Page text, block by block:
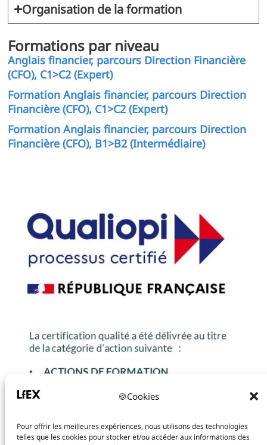
🍪Cookies
Pour offrir les meilleures expériences, nous utilisons des technologies
telles que les cookies pour stocker et/ou accéder aux informations des
Organisation de la formation
Formations par niveau
Anglais financier, parcours Direction Financière
(CFO), C1>C2 (Expert)
Formation Anglais financier, parcours Direction
Financière (CFO), C1>C2 (Expert)
Formation Anglais financier, parcours Direction
Financière (CFO), B1>B2 (Intermédiaire)